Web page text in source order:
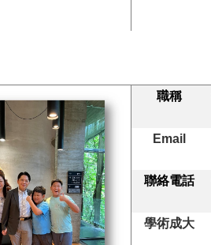
職稱
Email
聯絡電話
學術成大